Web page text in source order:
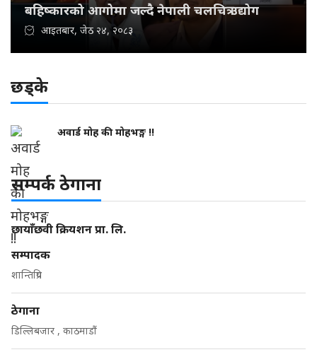
बहिष्कारको आगोमा जल्दै नेपाली चलचित्र उद्योग
आइतबार, जेठ २४, २०८३
छड्के
अवार्ड मोह की मोहभङ्ग !!
सम्पर्क ठेगाना
छायाँछवी क्रियशन प्रा. लि.
सम्पादक
शान्तिप्रिय
ठेगाना
डिल्लिबजार , काठमाडौं